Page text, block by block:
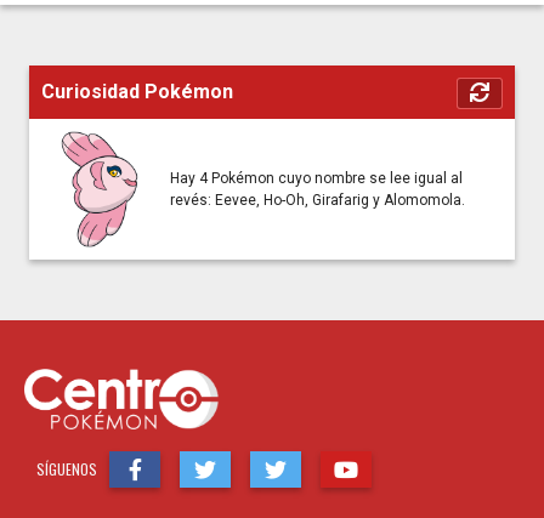
Curiosidad Pokémon
Hay 4 Pokémon cuyo nombre se lee igual al
revés: Eevee, Ho-Oh, Girafarig y Alomomola.
SÍGUENOS